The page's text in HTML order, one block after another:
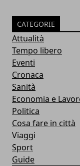
CATEGORIE
Attualità
Tempo libero
Eventi
Cronaca
Sanità
Economia e
Politica
Cosa fare in città
Viaggi
Sport
Guide